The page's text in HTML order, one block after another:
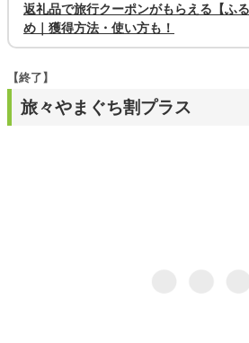
返礼品で旅行クーポンがもらえる【ふ
め｜獲得方法・使い方も！
旅々やまぐち割プラス
【終了】